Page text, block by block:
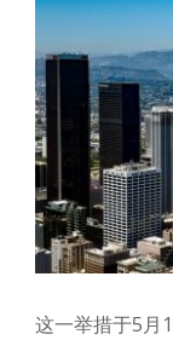
这一举措于5月